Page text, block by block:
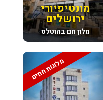
מונטיפיורי
ירושלים
מלון חם בהוטלס
מלונות חמים